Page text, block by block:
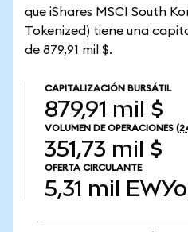
que iShares MSCI South
Tokenized) tiene una
de 879,91 mil $.
CAPITALIZACIÓN BURSÁTIL
879,91 mil $
VOLUMEN DE OPERACIONES
351,73 mil $
OFERTA CIRCULANTE
5,31 mil